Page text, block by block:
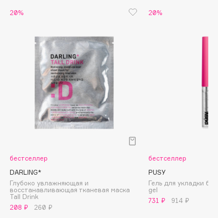
Biorepair
Boadicea The Victorious
Bobbi Brown
BOOMSHOP
Brunello Cucinelli
Byredo
20%
бестселлер
DARLING*
Глубоко увлажняющая и
восстанавливающая тканевая маска
Tall Drink
208 ₽
260 ₽
20%
бестселлер
PUSY
Гель для укладки
gel
731 ₽
914 ₽